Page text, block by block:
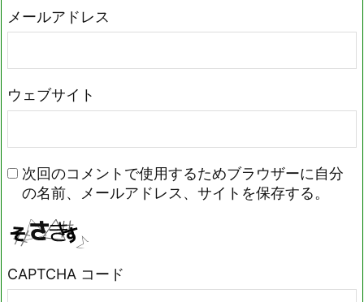
メールアドレス
ウェブサイト
次回のコメントで使用するためブラウザーに自分
の名前、メールアドレス、サイトを保存する。
CAPTCHA コード